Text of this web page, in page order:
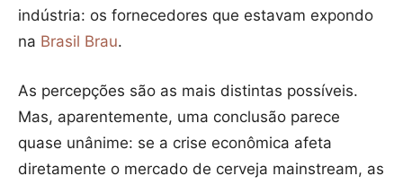
indústria: os fornecedores que estavam expondo
na Brasil Brau.
As percepções são as mais distintas possíveis.
Mas, aparentemente, uma conclusão parece
quase unânime: se a crise econômica afeta
diretamente o mercado de cerveja mainstream, as